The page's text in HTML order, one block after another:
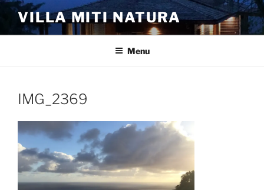
Aller
contenu
VILLA MITI NATURA
Menu
IMG_2369